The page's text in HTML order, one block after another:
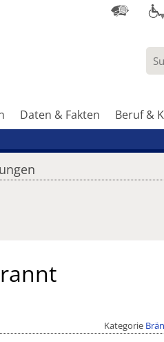
Daten & Fakten Beruf &
Kategorie